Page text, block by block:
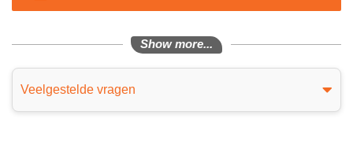
Show more...
Veelgestelde vragen